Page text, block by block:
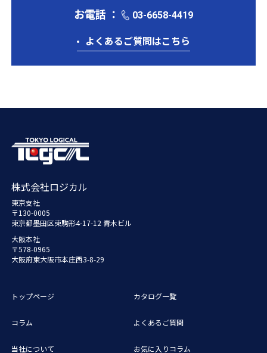
お電話 ： 03-6658-4419
よくあるご質問はこちら
株式会社ロジカル
東京支社
〒130-0005
東京都墨田区東駒形4-17-12 青木ビル
大阪本社
〒578-0965
大阪府東大阪市本庄西3-8-29
トップページ
コラム
当社について
カタログ一覧
よくあるご質問
お気に入りコラム